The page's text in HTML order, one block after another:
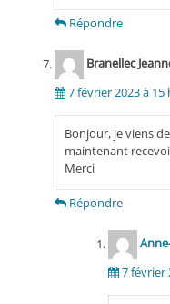
Répondre
Branellec
7 février 2023 à 15
Bonjour, je viens
maintenant
Merci
Répondre
7 février